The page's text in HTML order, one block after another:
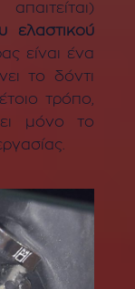
ελαστικού
είναι ένα
το δόντι
τρόπο,
μόνο το